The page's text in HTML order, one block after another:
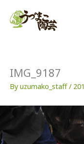
IMG_9187
Byuzumako_staff/